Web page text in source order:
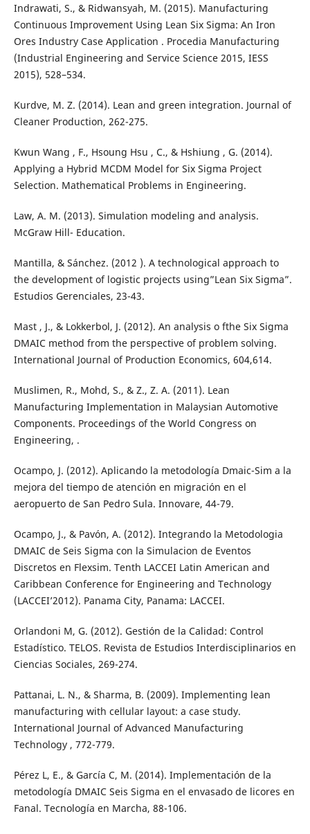
Indrawati, S., & Ridwansyah, M. (2015). Manufacturing
Continuous Improvement Using Lean Six Sigma: An Iron
Ores Industry Case Application . Procedia Manufacturing
(Industrial Engineering and Service Science 2015, IESS
2015), 528–534.
Kurdve, M. Z. (2014). Lean and green integration. Journal of
Cleaner Production, 262-275.
Kwun Wang , F., Hsoung Hsu , C., & Hshiung , G. (2014).
Applying a Hybrid MCDM Model for Six Sigma Project
Selection. Mathematical Problems in Engineering.
Law, A. M. (2013). Simulation modeling and analysis.
McGraw Hill- Education.
Mantilla, & Sánchez. (2012 ). A technological approach to
the development of logistic projects using”Lean Six Sigma”.
Estudios Gerenciales, 23-43.
Mast , J., & Lokkerbol, J. (2012). An analysis o fthe Six Sigma
DMAIC method from the perspective of problem solving.
International Journal of Production Economics, 604,614.
Muslimen, R., Mohd, S., & Z., Z. A. (2011). Lean
Manufacturing Implementation in Malaysian Automotive
Components. Proceedings of the World Congress on
Engineering, .
Ocampo, J. (2012). Aplicando la metodología Dmaic-Sim a la
mejora del tiempo de atención en migración en el
aeropuerto de San Pedro Sula. Innovare, 44-79.
Ocampo, J., & Pavón, A. (2012). Integrando la Metodologia
DMAIC de Seis Sigma con la Simulacion de Eventos
Discretos en Flexsim. Tenth LACCEI Latin American and
Caribbean Conference for Engineering and Technology
(LACCEI’2012). Panama City, Panama: LACCEI.
Orlandoni M, G. (2012). Gestión de la Calidad: Control
Estadístico. TELOS. Revista de Estudios Interdisciplinarios en
Ciencias Sociales, 269-274.
Pattanai, L. N., & Sharma, B. (2009). Implementing lean
manufacturing with cellular layout: a case study.
International Journal of Advanced Manufacturing
Technology , 772-779.
Pérez L, E., & García C, M. (2014). Implementación de la
metodología DMAIC Seis Sigma en el envasado de licores en
Fanal. Tecnología en Marcha, 88-106.